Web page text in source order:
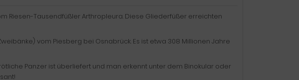
Riesen-Tausendfüßler Arthropleura. Diese Gliederfüßer erreichten
vom Piesberg bei Osnabrück. Es ist etwa 308 Millionen Jahre
Panzer ist überliefert und man erkennt unter dem Binokular oder